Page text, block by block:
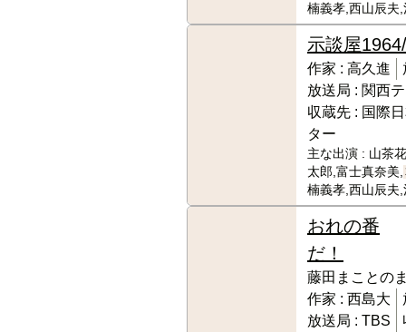
楠義孝,西山辰夫
示談屋
作家 : 高久進
放送局 : 関西
収蔵先 : 国際
ター
主な出演 : 山茶
太郎,富士真奈美,
楠義孝,西山辰夫
おれの番
だ！
藤田まことの
作家 : 西島大
放送局 : TBS